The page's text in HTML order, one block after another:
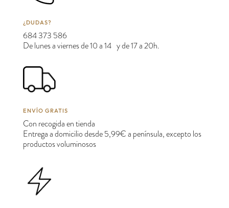
¿DUDAS?
684 373 586
De lunes a viernes de 10 a 14 y de 17 a 20h.
ENVÍO GRATIS
Con recogida en tienda
Entrega a domicilio desde 5,99€ a península, excepto los
productos voluminosos